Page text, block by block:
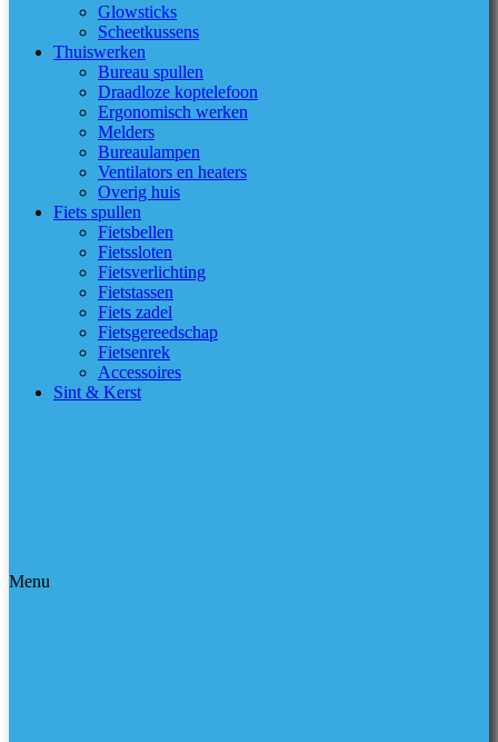
Glowsticks
Scheetkussens
Thuiswerken
Bureau spullen
Draadloze koptelefoon
Ergonomisch werken
Melders
Bureaulampen
Ventilators en heaters
Overig huis
Fiets spullen
Fietsbellen
Fietssloten
Fietsverlichting
Fietstassen
Fiets zadel
Fietsgereedschap
Fietsenrek
Accessoires
Sint & Kerst
Menu